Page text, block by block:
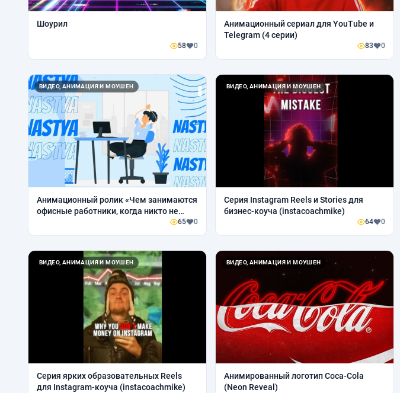
Шоурил
58 0
Анимационный сериал для YouTube и
Telegram (4 серии)
83 0
ВИДЕО, АНИМАЦИЯ И МОУШЕН
Анимационный ролик «Чем занимаются
офисные работники, когда никто не
65 0
ВИДЕО, АНИМАЦИЯ И МОУШЕН
Серия Instagram Reels и Stories для
бизнес-коуча (instacoachmike)
64 0
ВИДЕО, АНИМАЦИЯ И МОУШЕН
Серия ярких образовательных Reels
для Instagram-коуча (instacoachmike)
ВИДЕО, АНИМАЦИЯ И МОУШЕН
Анимированный логотип Coca-Cola
(Neon Reveal)